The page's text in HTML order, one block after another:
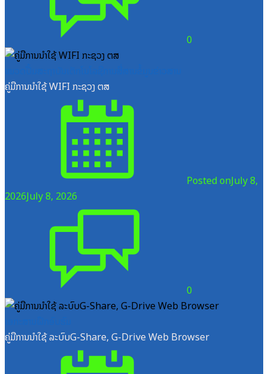
0
ຄູ່ມືການນຳໃຊ້ WIFI ກະຊວງ ຕສ
Posted onJuly 8,
2026July 8, 2026
0
ຄູ່ມືການນຳໃຊ້ ລະບົບG-Share, G-Drive Web Browser